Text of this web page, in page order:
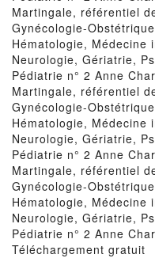
Martingale, référentiel
Gynécologie-
Hématologie, Médecine
Neurologie, Gériatrie,
Pédiatrie n° 2 Anne
Martingale, référentiel
Gynécologie-
Hématologie, Médecine
Neurologie, Gériatrie,
Pédiatrie n° 2 Anne
Martingale, référentiel
Gynécologie-
Hématologie, Médecine
Neurologie, Gériatrie,
Pédiatrie n° 2 Anne
Téléchargement gratuit